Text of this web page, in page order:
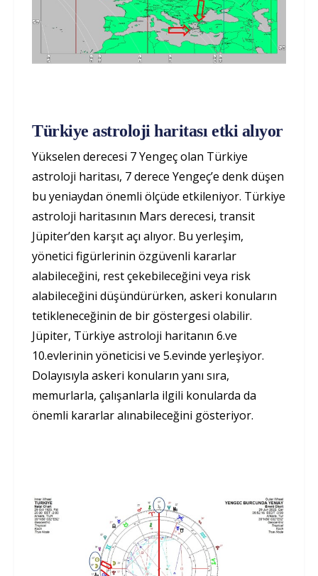
Türkiye astroloji haritası etki alıyor
Yükselen derecesi 7 Yengeç olan Türkiye
astroloji haritası, 7 derece Yengeç’e denk düşen
bu yeniaydan önemli ölçüde etkileniyor. Türkiye
astroloji haritasının Mars derecesi, transit
Jüpiter’den karşıt açı alıyor. Bu yerleşim,
yönetici figürlerinin özgüvenli kararlar
alabileceğini, rest çekebileceğini veya risk
alabileceğini düşündürürken, askeri konuların
tetikleneceğinin de bir göstergesi olabilir.
Jüpiter, Türkiye astroloji haritanın 6.ve
10.evlerinin yöneticisi ve 5.evinde yerleşiyor.
Dolayısıyla askeri konuların yanı sıra,
memurlarla, çalışanlarla ilgili konularda da
önemli kararlar alınabileceğini gösteriyor.